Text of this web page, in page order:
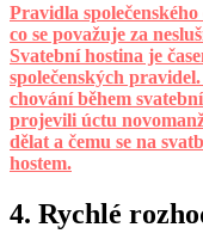
Pravidla
co se považuje za
Svatební hostina je
společenských
chování během
projevili úctu
dělat a čemu se na
hostem.
4. Rychlé